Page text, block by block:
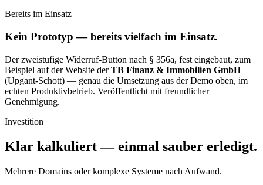
Bereits im Einsatz
Kein Prototyp — bereits vielfach im Einsatz.
Der zweistufige Widerruf-Button nach § 356a, fest eingebaut, zum
Beispiel auf der Website derTB Finanz & Immobilien GmbH
(Upgant-Schott) — genau die Umsetzung aus der Demo oben, im
echten Produktivbetrieb. Veröffentlicht mit freundlicher
Genehmigung.
Investition
Klar kalkuliert — einmal sauber erledigt.
Mehrere Domains oder komplexe Systeme nach Aufwand.